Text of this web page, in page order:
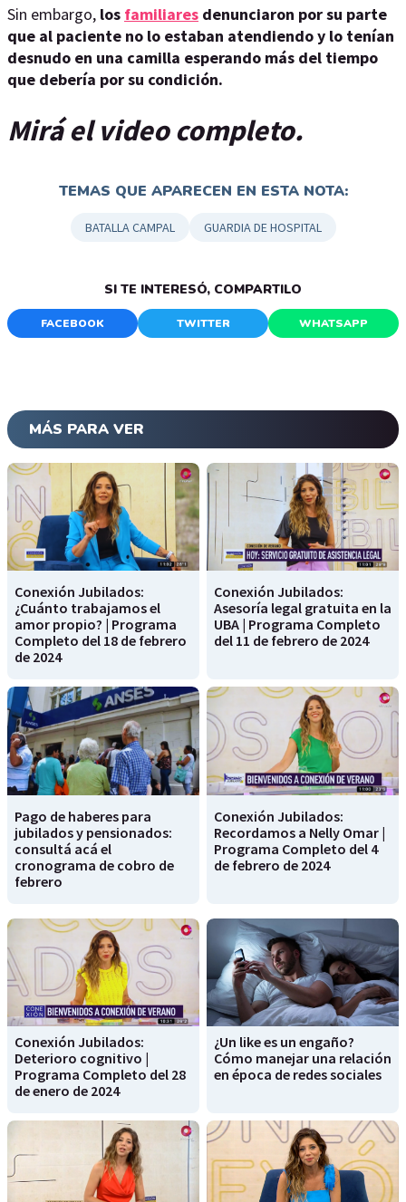
Sin embargo, los familiares denunciaron por su parte
que al paciente no lo estaban atendiendo y lo tenían
desnudo en una camilla esperando más del tiempo
que debería por su condición.
Mirá el video completo.
TEMAS QUE APARECEN EN ESTA NOTA:
BATALLA CAMPAL GUARDIA DE HOSPITAL
SI TE INTERESÓ, COMPARTILO
FACEBOOK TWITTER WHATSAPP
MÁS PARA VER
Conexión Jubilados:
¿Cuánto trabajamos el
amor propio? | Programa
Completo del 18 de febrero
de 2024
Conexión Jubilados:
Asesoría legal gratuita en la
UBA | Programa Completo
del 11 de febrero de 2024
Pago de haberes para
jubilados y pensionados:
consultá acá el
cronograma de cobro de
febrero
Conexión Jubilados:
Recordamos a Nelly Omar |
Programa Completo del 4
de febrero de 2024
Conexión Jubilados:
Deterioro cognitivo |
Programa Completo del 28
de enero de 2024
¿Un like es un engaño?
Cómo manejar una relación
en época de redes sociales